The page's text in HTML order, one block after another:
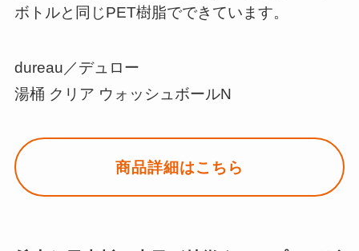
ボトルと同じPET樹脂でできています。
dureau／デュロー
湯桶 クリア ウォッシュボールN
商品詳細はこちら